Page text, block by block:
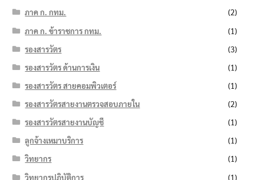
ภาค ก. กทม.
(2)
ภาค ก. ข้าราชการ กทม.
(1)
รองสารวัตร
(3)
รองสารวัตร ด้านการเงิน
(1)
รองสารวัตร สายคอมพิวเตอร์
(1)
รองสารวัตรสายงานตรวจสอบภายใน
(2)
รองสารวัตรสายงานบัญชี
(1)
ลูกจ้างเหมาบริการ
(1)
วิทยากร
(1)
วิทยากรปฏิบัติการ
(1)